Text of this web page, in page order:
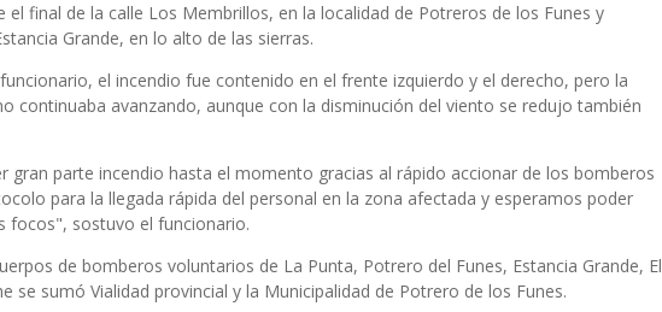
el final de la calle Los Membrillos, en la localidad de Potreros de los Funes y
Grande, en lo alto de las sierras.
el incendio fue contenido en el frente izquierdo y el derecho, pero la
continuaba avanzando, aunque con la disminución del viento se redujo también
gran parte incendio hasta el momento gracias al rápido accionar de los bomberos
para la llegada rápida del personal en la zona afectada y esperamos poder
focos", sostuvo el funcionario.
de bomberos voluntarios de La Punta, Potrero del Funes, Estancia Grande, El
se sumó Vialidad provincial y la Municipalidad de Potrero de los Funes.